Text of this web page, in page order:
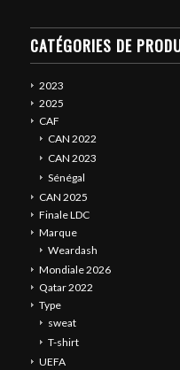
CATÉGORIES DE
2023
2025
CAF
CAN 2022
CAN 2023
Sénégal
CAN 2025
Finale LDC
Marque
Weardash
Mondiale 2026
Qatar 2022
Type
sweat
T-shirt
UEFA